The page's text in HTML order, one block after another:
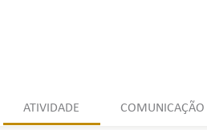
ATIVIDADE COMUNICAÇÃO